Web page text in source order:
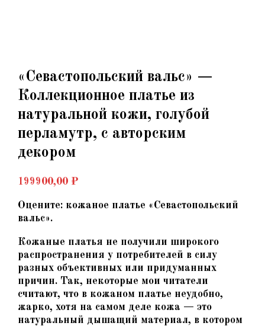
«Севастопольский вальс» —
Коллекционное платье из
натуральной кожи, голубой
перламутр, с авторским
декором
199900,00 ₽
Оцените: кожаное платье «Севастопольский
вальс».
Кожаные платья не получили широкого
распространения у потребителей в силу
разных объективных или придуманных
причин. Так, некоторые мои читатели
считают, что в кожаном платье неудобно,
жарко, хотя на самом деле кожа — это
натуральный дышащий материал, в котором